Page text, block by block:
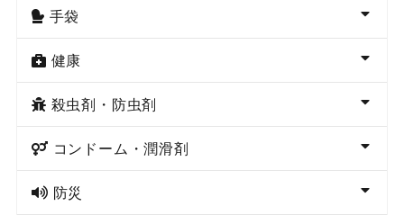
手袋
健康
殺虫剤・防虫剤
コンドーム・潤滑剤
防災